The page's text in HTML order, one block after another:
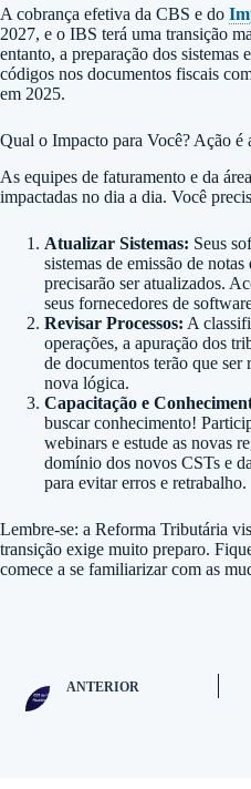
A cobrança efetiva da CBS e do
2027, e o IBS terá uma transição
entanto, a preparação dos sistemas
códigos nos documentos fiscais
em 2025.
Qual o Impacto para Você? Ação é
As equipes de faturamento e da
impactadas no dia a dia. Você
Atualizar Sistemas: Seus
sistemas de emissão de
precisarão ser atualizados.
seus fornecedores de
Revisar Processos: A
operações, a apuração dos
de documentos terão que ser
nova lógica.
Capacitação e
buscar conhecimento!
webinars e estude as novas
domínio dos novos CSTs e
para evitar erros e retrabalho.
Lembre-se: a Reforma Tributária
transição exige muito preparo.
comece a se familiarizar com as
ANTERIOR